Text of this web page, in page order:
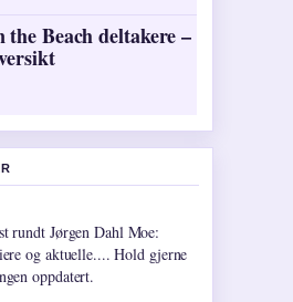
the Beach deltakere –
om side: sesong 11,
oppleves solid og lett a folge.